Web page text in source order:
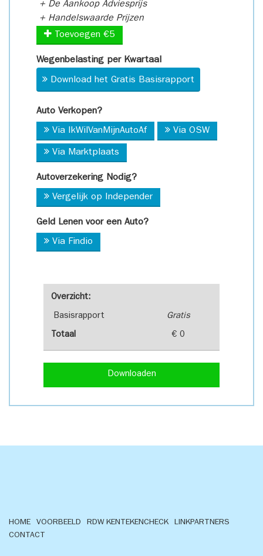
Overzicht:
Basisrapport Gratis
Totaal € 0
Downloaden
+ De Aankoop Adviesprijs
+ Handelswaarde Prijzen
Toevoegen €5
Wegenbelasting per Kwartaal
Download het Gratis Basisrapport
Auto Verkopen?
Via IkWilVanMijnAutoAf Via OSW
Via Marktplaats
Autoverzekering Nodig?
Vergelijk op Independer
Geld Lenen voor een Auto?
Via Findio
HOME VOORBEELD RDW KENTEKENCHECK
LINKPARTNERS
CONTACT